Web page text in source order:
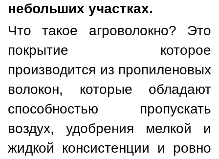
небольших участках.
Что такое агроволокно? Это
покрытие которое
производится из пропиленовых
волокон, которые обладают
способностью пропускать
воздух, удобрения мелкой и
жидкой консистенции и ровно